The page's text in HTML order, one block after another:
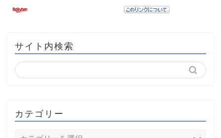
サイト内検索
カテゴリー